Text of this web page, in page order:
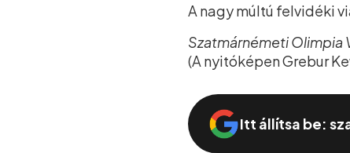
A nagy múltú felvidéki
Szatmárnémeti Olimpia
(A nyitóképen Grebur
Itt állítsa be: